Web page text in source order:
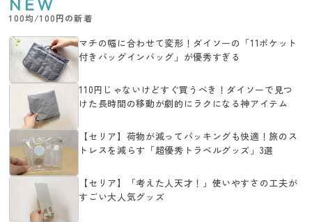
NEW
100均/100円の新着
マチの幅に合わせて変形！ダイソーの「11ポケット
付きバッグインバッグ」が優秀すぎる
110円じゃないけどすぐ買うべき！ダイソーで見つ
けた長時間の移動が劇的にラクになる神アイテム
【セリア】荷物が減ってパッキングも快適！旅のス
トレスを減らす「超優秀トラベルグッズ」3選
【セリア】「考えた人天才！」使いやすさの工夫が
すごい大人気グッズ